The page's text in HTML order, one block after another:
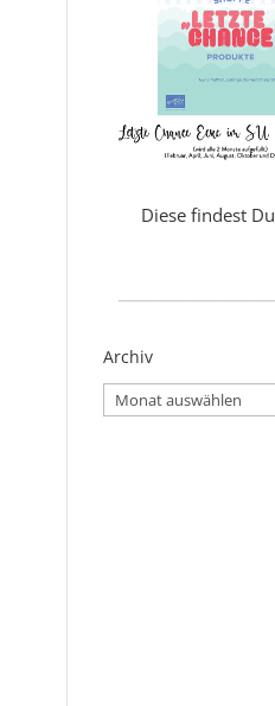
Diese findest Du
Archiv
Archiv